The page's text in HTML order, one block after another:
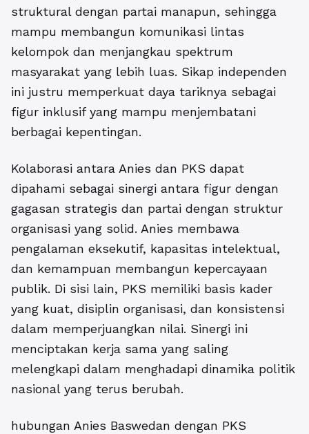
struktural dengan partai manapun, sehingga
mampu membangun komunikasi lintas
kelompok dan menjangkau spektrum
masyarakat yang lebih luas. Sikap independen
ini justru memperkuat daya tariknya sebagai
figur inklusif yang mampu menjembatani
berbagai kepentingan.
Kolaborasi antara Anies dan PKS dapat
dipahami sebagai sinergi antara figur dengan
gagasan strategis dan partai dengan struktur
organisasi yang solid. Anies membawa
pengalaman eksekutif, kapasitas intelektual,
dan kemampuan membangun kepercayaan
publik. Di sisi lain, PKS memiliki basis kader
yang kuat, disiplin organisasi, dan konsistensi
dalam memperjuangkan nilai. Sinergi ini
menciptakan kerja sama yang saling
melengkapi dalam menghadapi dinamika politik
nasional yang terus berubah.
hubungan Anies Baswedan dengan PKS